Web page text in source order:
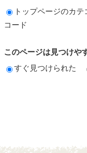
トップページのカテ
コード
このページは見つけや
すぐ見つけられた